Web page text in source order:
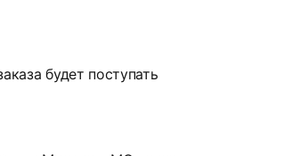
будет поступать